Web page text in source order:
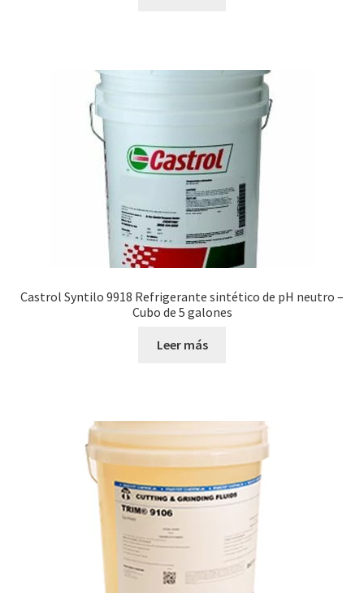
Castrol Syntilo 9918 Refrigerante sintético de pH neutro –
Cubo de 5 galones
Leer más